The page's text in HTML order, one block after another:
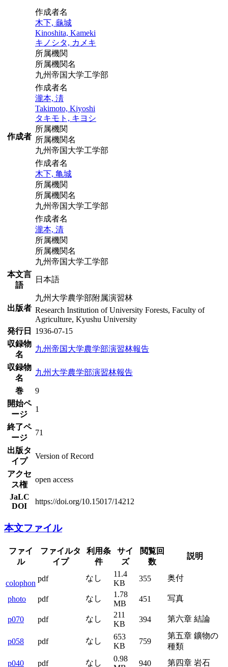
作成者
作成者名
木下, 龜城
Kinoshita, Kameki
キノシタ, カメキ
所属機関
所属機関名
九州帝国大学工学部
作成者名
瀧本, 淸
Takimoto, Kiyoshi
タキモト, キヨシ
所属機関
所属機関名
九州帝国大学工学部
作成者名
木下, 亀城
所属機関
所属機関名
九州帝国大学工学部
作成者名
瀧本, 清
所属機関
所属機関名
九州帝国大学工学部
本文言
語
日本語
出版者
九州大学農学部附属演習林
Research Institution of University Forests, Faculty of
Agriculture, Kyushu University
発行日
1936-07-15
収録物
名
九州帝国大学農学部演習林報告
収録物
名
九州大学農学部演習林報告
巻
9
開始ペ
ージ
1
終了ペ
ージ
71
出版タ
イプ
Version of Record
アクセ
ス権
open access
JaLC
DOI
https://doi.org/10.15017/14212
本文ファイル
ファイ
ル
ファイルタ
イプ
利用条
件
サイ
ズ
閲覧回
数
説明
colophon
pdf なし
11.4
KB
355 奥付
photo pdf なし
1.78
MB
451 写真
p070 pdf なし
211
KB
394 第六章 結論
p058 pdf なし
653
KB
759
第五章 鑛物の
種類
p040
pdf なし
0.98
940 第四章 岩石